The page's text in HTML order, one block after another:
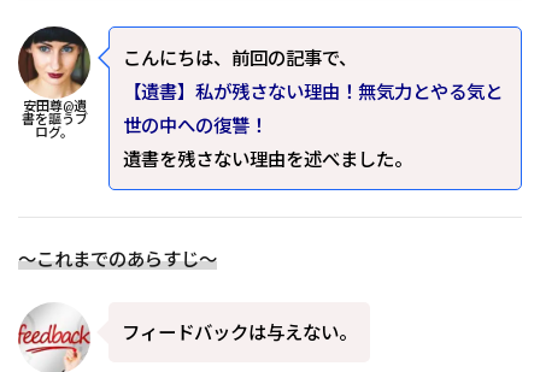
安田尊@遺
書を謳うブ
ログ。
こんにちは、前回の記事で、
【遺書】私が残さない理由！無気力とやる気と
世の中への復讐！
遺書を残さない理由を述べました。
～これまでのあらすじ～
フィードバックは与えない。